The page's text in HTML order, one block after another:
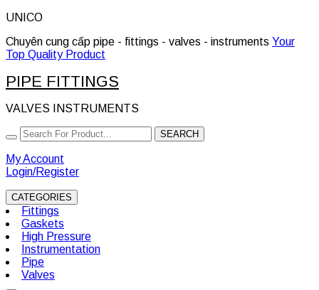
Skip
content
UNICO
Chuyên cung cấp pipe - fittings - valves - instruments Your
Top Quality Product
PIPE FITTINGS
VALVES INSTRUMENTS
Search
for:
SEARCH
My Account
Login/Register
CATEGORIES
Fittings
Gaskets
High Pressure
Instrumentation
Pipe
Valves